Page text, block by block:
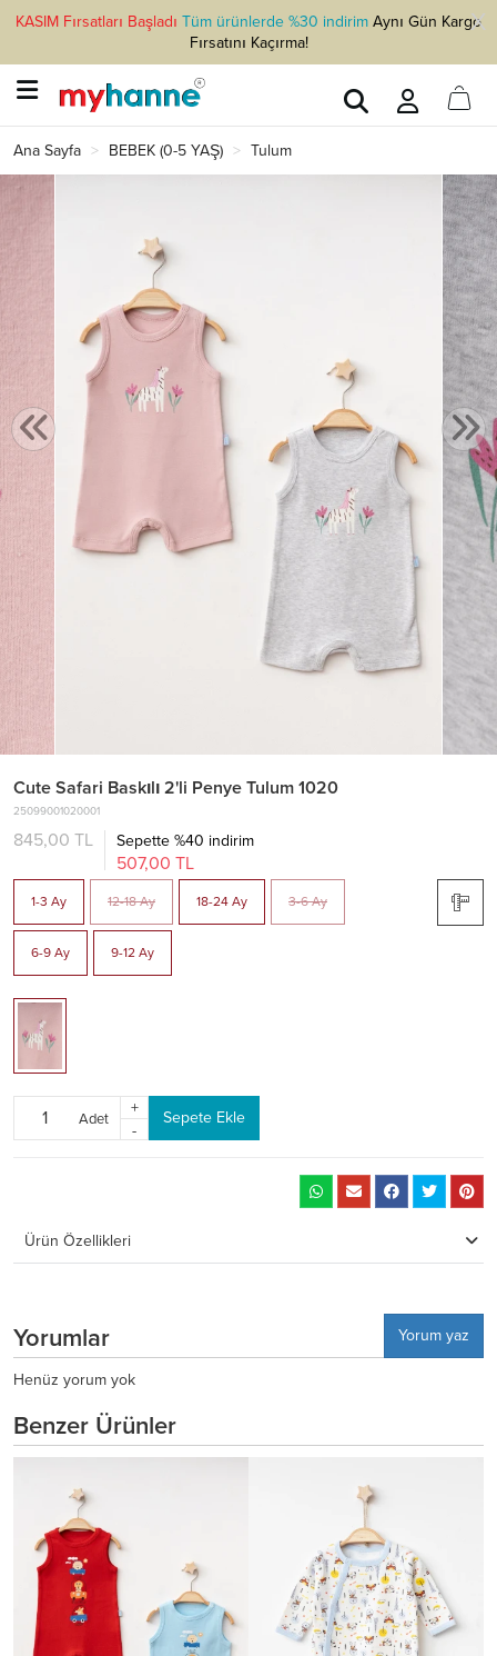
KASIM Fırsatları Başladı Tüm ürünlerde %30 indirimAynı Gün Kargo
Fırsatını Kaçırma!
Ana Sayfa BEBEK (0-5 YAŞ) Tulum
Cute Safari Baskılı 2'li Penye Tulum 1020
25099001020001
845,00 TL Sepette %40 indirim
507,00 TL
1-3 Ay 12-18 Ay 18-24 Ay 3-6 Ay
6-9 Ay 9-12 Ay
Adet
+
-
Sepete Ekle
Ürün Özellikleri
Yorumlar
Yorum yaz
Henüz yorum yok
Benzer Ürünler